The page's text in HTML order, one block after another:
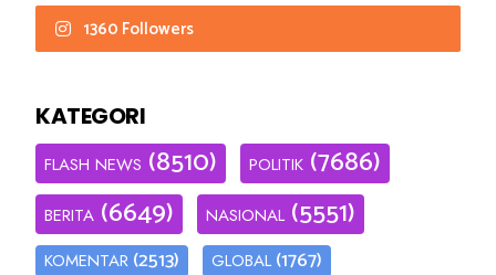
1360 Followers
KATEGORI
FLASH NEWS (8510) POLITIK (7686)
BERITA (6649) NASIONAL (5551)
KOMENTAR (2513) GLOBAL (1767)